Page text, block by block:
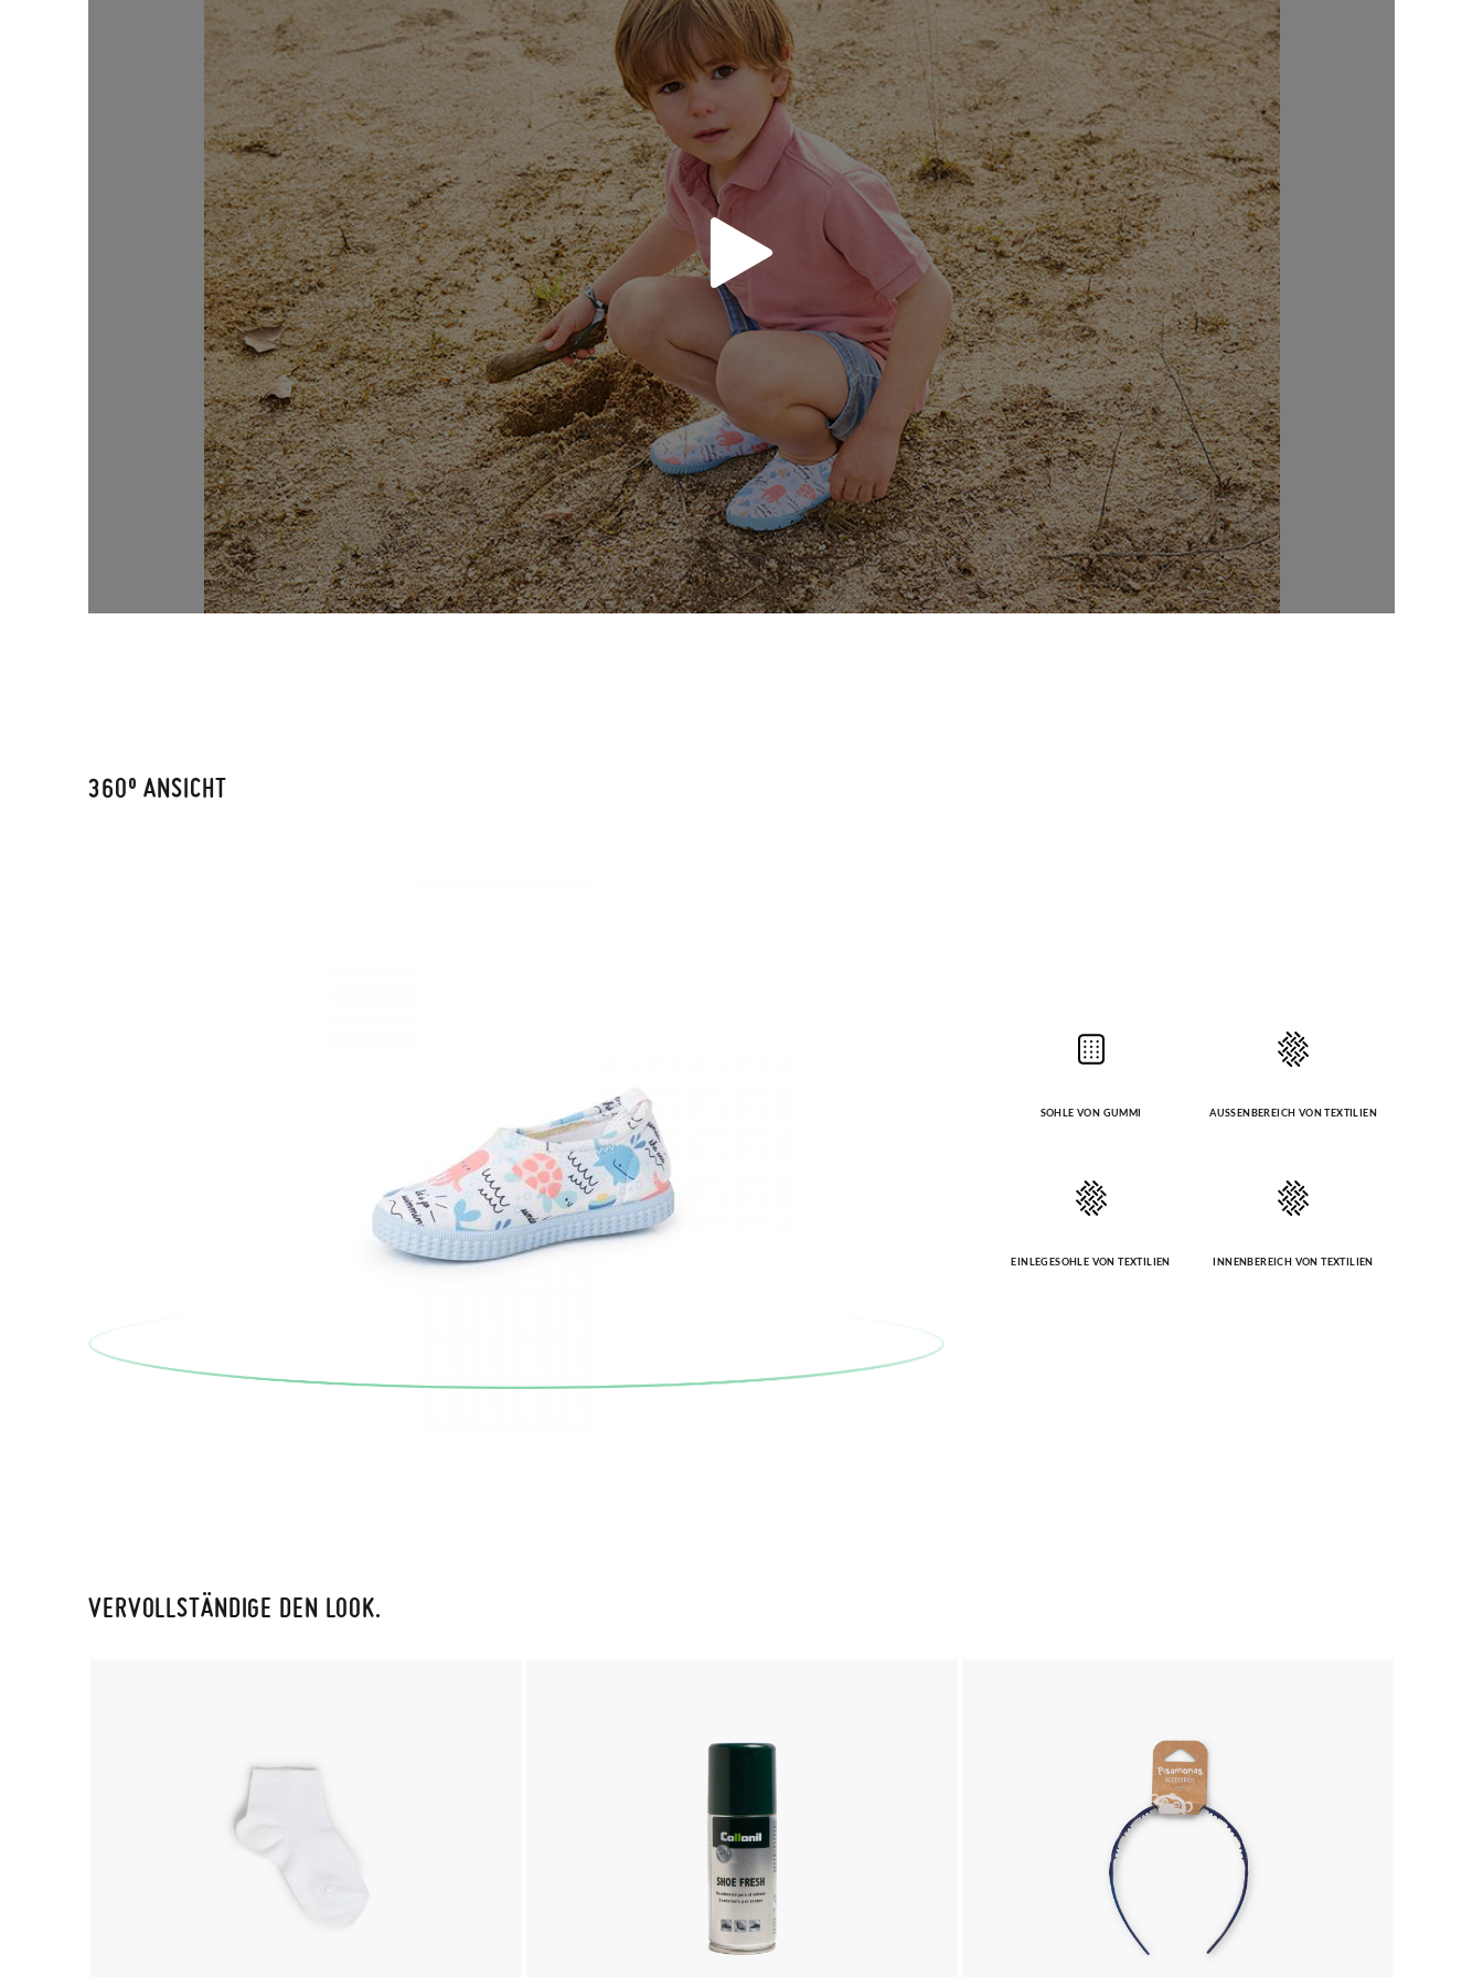
360º ANSICHT
SOHLE VON GUMMI AUSSENBEREICH VON TEXTILIEN
EINLEGESOHLE VON TEXTILIEN INNENBEREICH VON TEXTILIEN
VERVOLLSTÄNDIGE DEN LOOK.